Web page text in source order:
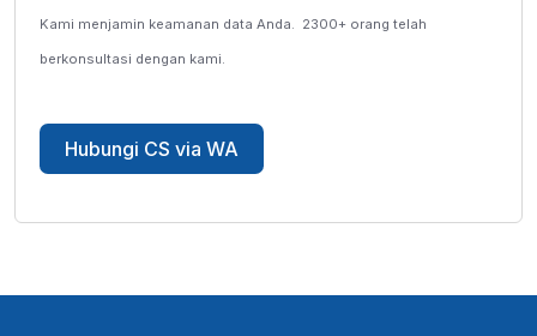
Kami menjamin keamanan data Anda. 2300+ orang telah
berkonsultasi dengan kami.
Hubungi CS via WA